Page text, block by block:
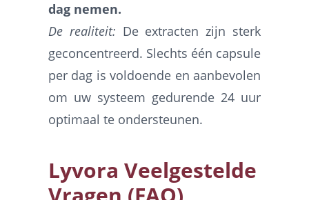
dag nemen.
De realiteit: De extracten zijn sterk
geconcentreerd. Slechts één capsule
per dag is voldoende en aanbevolen
om uw systeem gedurende 24 uur
optimaal te ondersteunen.
Lyvora Veelgestelde